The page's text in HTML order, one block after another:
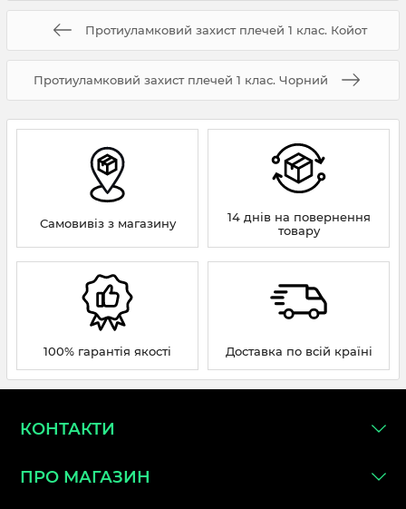
Протиуламковий захист плечей 1 клас. Койот
Протиуламковий захист плечей 1 клас. Чорний
Самовивіз з магазину
14 днів на повернення
товару
100% гарантія якості Доставка по всій країні
КОНТАКТИ
ПРО МАГАЗИН